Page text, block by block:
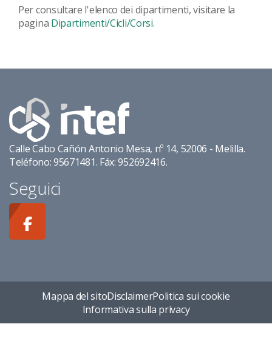
Per consultare l'elenco dei dipartimenti, visitare la
pagina Dipartimenti/Cicli/Corsi.
Calle Cabo Cañón Antonio Mesa, nº 14, 52006 - Melilla.
Teléfono: 95671481. Fáx: 952692416.
Seguici
Mappa del sitoDisclaimerPolitica sui cookie
Informativa sulla privacy